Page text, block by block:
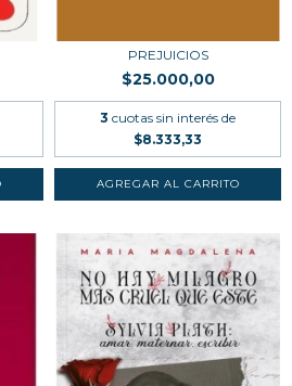
PREJUICIOS
$25.000,00
3 cuotas sin interés de
$8.333,33